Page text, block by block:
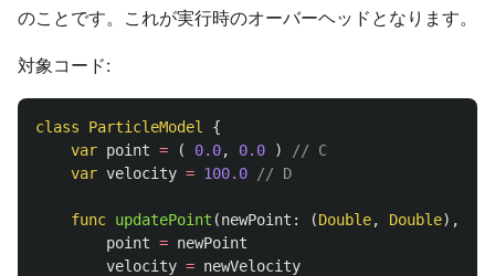
のことです。これが実行時のオーバーヘッドとなります。
対象コード:
class ParticleModel
{
var point = ( 0.0, 0.0 )
// C
var velocity = 100.0 // D
func updatePoint (newPoint : (Double, Double),
point = newPoint
velocity = newVelocity